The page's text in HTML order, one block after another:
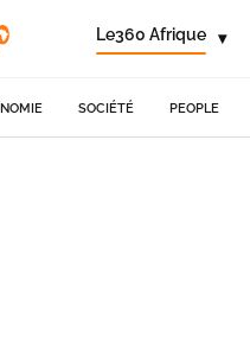
Le360 Afrique ▾
SOCIÉTÉ PEOPLE